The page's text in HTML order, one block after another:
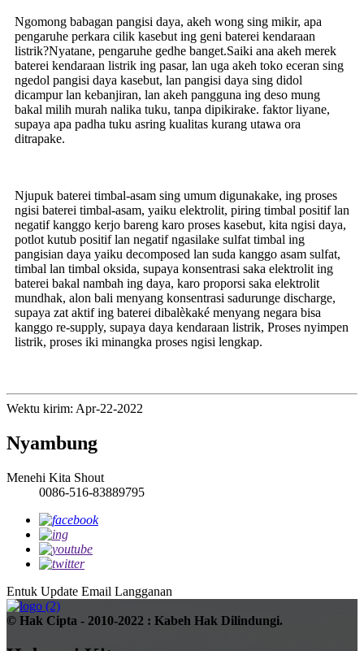
Ngomong babagan pangisi daya, akeh wong sing mikir, apa
pengaruhe perkara cilik kasebut ing geni baterei kendaraan
listrik?Nyatane, pengaruhe gedhe banget.Saiki ana akeh merek
baterei kendaraan listrik ing pasar, lan uga akeh toko eceran sing
ngedol pangisi daya kasebut, lan pangisi daya sing didol
dicampur lan kebanjiran, lan akeh pangguna ing deso mung
bakal milih murah nalika tuku, tanpa dipikirake. faktor liyane,
supaya apa padha tuku asring kualitas kurang utawa ora
ditrapake.
Njupuk baterei timbal-asam sing umum digunakake, ing proses
ngisi baterei timbal-asam, yaiku elektrolit, piring timbal positif lan
negatif kanggo kerjo bareng karo proses kasebut, kita ngisi daya,
potlot kutub positif lan negatif ngasilake sulfat timbal ing
pangisian daya yaiku decomposed lan suda kanggo asam sulfat,
timbal lan timbal oksida, supaya konsentrasi saka elektrolit ing
baterei bakal nambah ing daya, karo proporsi saka elektrolit
mundhak, alon bali menyang konsentrasi sadurunge discharge,
supaya zat aktif ing baterei dibalèkaké menyang negara bisa
kanggo re-supply, supaya daya kendaraan listrik, Proses nyimpen
listrik, proses iki minangka proses ngisi lengkap.
Wektu kirim: Apr-22-2022
Nyambung
Menehi Kita Shout
0086-516-83889795
Entuk Update Email Langganan
© Hak Cipta - 2010-2022 : Kabeh Hak Dilindungi.